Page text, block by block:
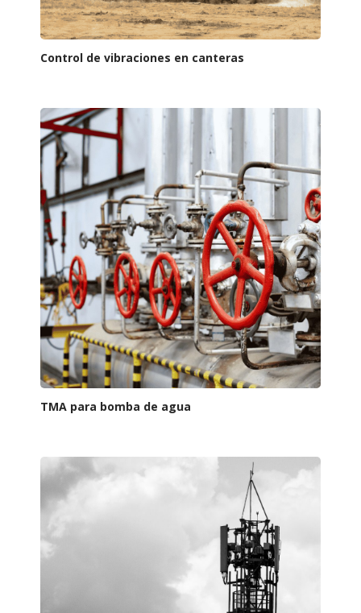
Control de vibraciones en canteras
TMA para bomba de agua